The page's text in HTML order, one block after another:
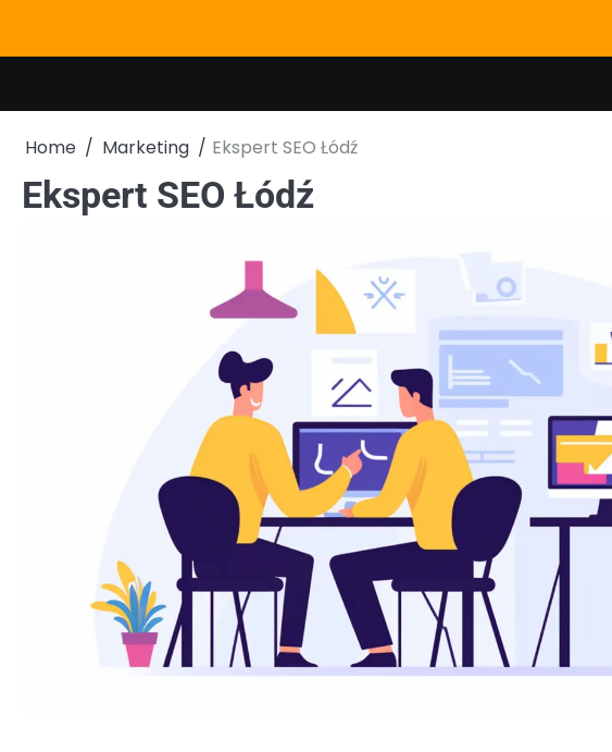
content
Home Marketing Ekspert SEO Łódź
Ekspert SEO Łódź